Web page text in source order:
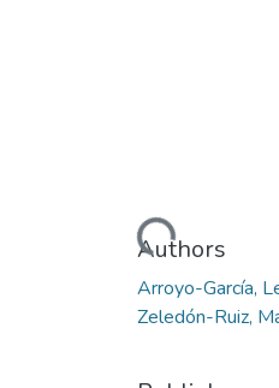
Loading...
Authors
Arroyo-García,
Zeledón-Ruiz,